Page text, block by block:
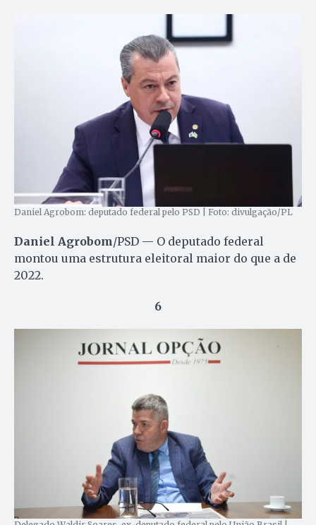
Daniel Agrobom: deputado federal pelo PSD | Foto: divulgação/PL
Daniel Agrobom/PSD — O deputado federal
montou uma estrutura eleitoral maior do que a de
2022.
6